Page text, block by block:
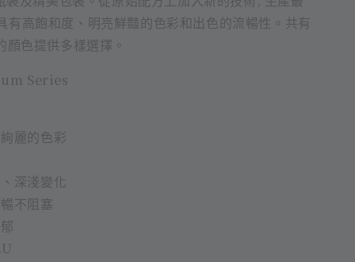
有高飽和度、明亮鮮豔的色彩和出色的流暢性。共有
色提供多樣選擇。
Series
麗的色彩
深淺變化
不阻塞